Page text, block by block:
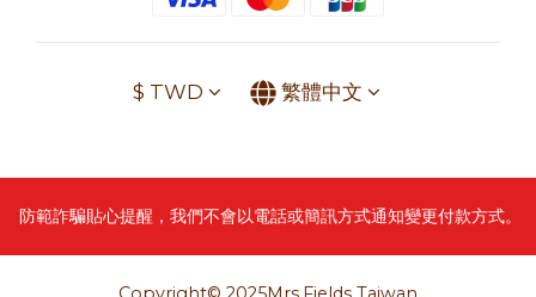
$ TWD 繁體中文
防範詐騙貼心提醒，我們不會以電話或簡訊方式通知變更付款方式。